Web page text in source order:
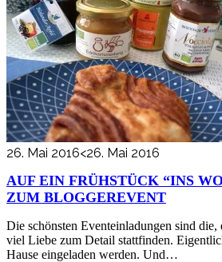
26. Mai 2016<26. Mai 2016
AUF EIN FRÜHSTÜCK “INS
ZUM BLOGGEREVENT
Die schönsten Eventeinladungen sind
viel Liebe zum Detail stattfinden.
Hause eingeladen werden. Und…